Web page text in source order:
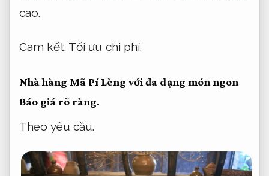
cao.
Cam kết. Tối ưu chi phí.
Nhà hàng Mã Pí Lèng với đa dạng món ngon
Báo giá rõ ràng.
Theo yêu cầu.